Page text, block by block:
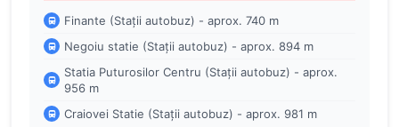
Finante (Stații autobuz) - aprox. 740 m
Negoiu statie (Stații autobuz) - aprox. 894 m
Statia Puturosilor Centru (Stații autobuz) - aprox.
956 m
Craiovei Statie (Stații autobuz) - aprox. 981 m